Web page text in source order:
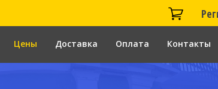
Цены Доставка Оплата Контакты